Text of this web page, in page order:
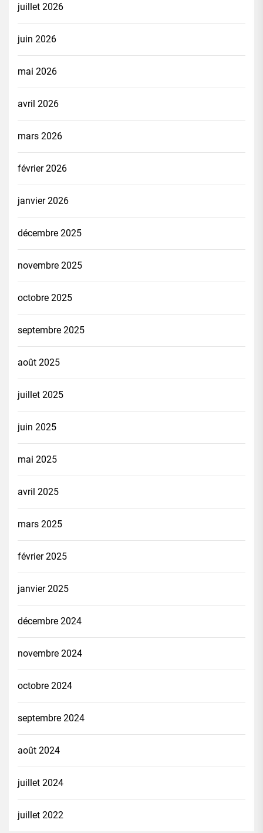
juillet 2026
juin 2026
mai 2026
avril 2026
mars 2026
février 2026
janvier 2026
décembre 2025
novembre 2025
octobre 2025
septembre 2025
août 2025
juillet 2025
juin 2025
mai 2025
avril 2025
mars 2025
février 2025
janvier 2025
décembre 2024
novembre 2024
octobre 2024
septembre 2024
août 2024
juillet 2024
juillet 2022